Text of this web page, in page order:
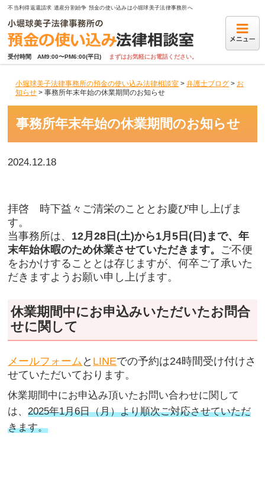
不当利得返還請求 遺産分割紛争 預金の使い込みは小堀球美子法律事務所へ
受付時間　AM9:00〜PM6:00(平日) まずはお気軽にお電話ください。
小堀球美子法律事務所の預金の使い込み法律相談室 >弁護士ブログ > お
知らせ >事務所年末年始の休業期間のお知らせ
事務所年末年始の休業期間のお知らせ
2024.12.18
拝啓 時下益々ご清栄のこととお慶び申し上げま
す。
当事務所は、 12月28日(土)から1月5日(日)まで、年
末年始休暇のため休業させていただきます。 ご不便
をおかけすることとは存じますが、何卒ご了承いた
だきますようお願い申し上げます。
休業期間中にお申込みいただいたお問合
せに関して
メールフォーム と LINEでの予約は24時間受け付けさ
せていただいております。
休業期間中にお申込み頂いたお問い合わせに関して
は、2025年1月6日（月）より順次ご対応させていただ
きます。